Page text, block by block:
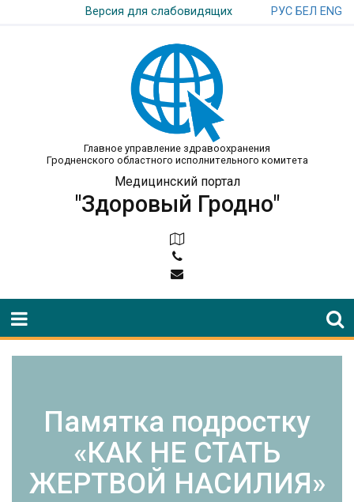
Версия для слабовидящих РУС БЕЛ ENG
Главное управление здравоохранения
Гродненского областного исполнительного комитета
Медицинский портал
"Здоровый Гродно"
Памятка подростку
«КАК НЕ СТАТЬ
ЖЕРТВОЙ НАСИЛИЯ»